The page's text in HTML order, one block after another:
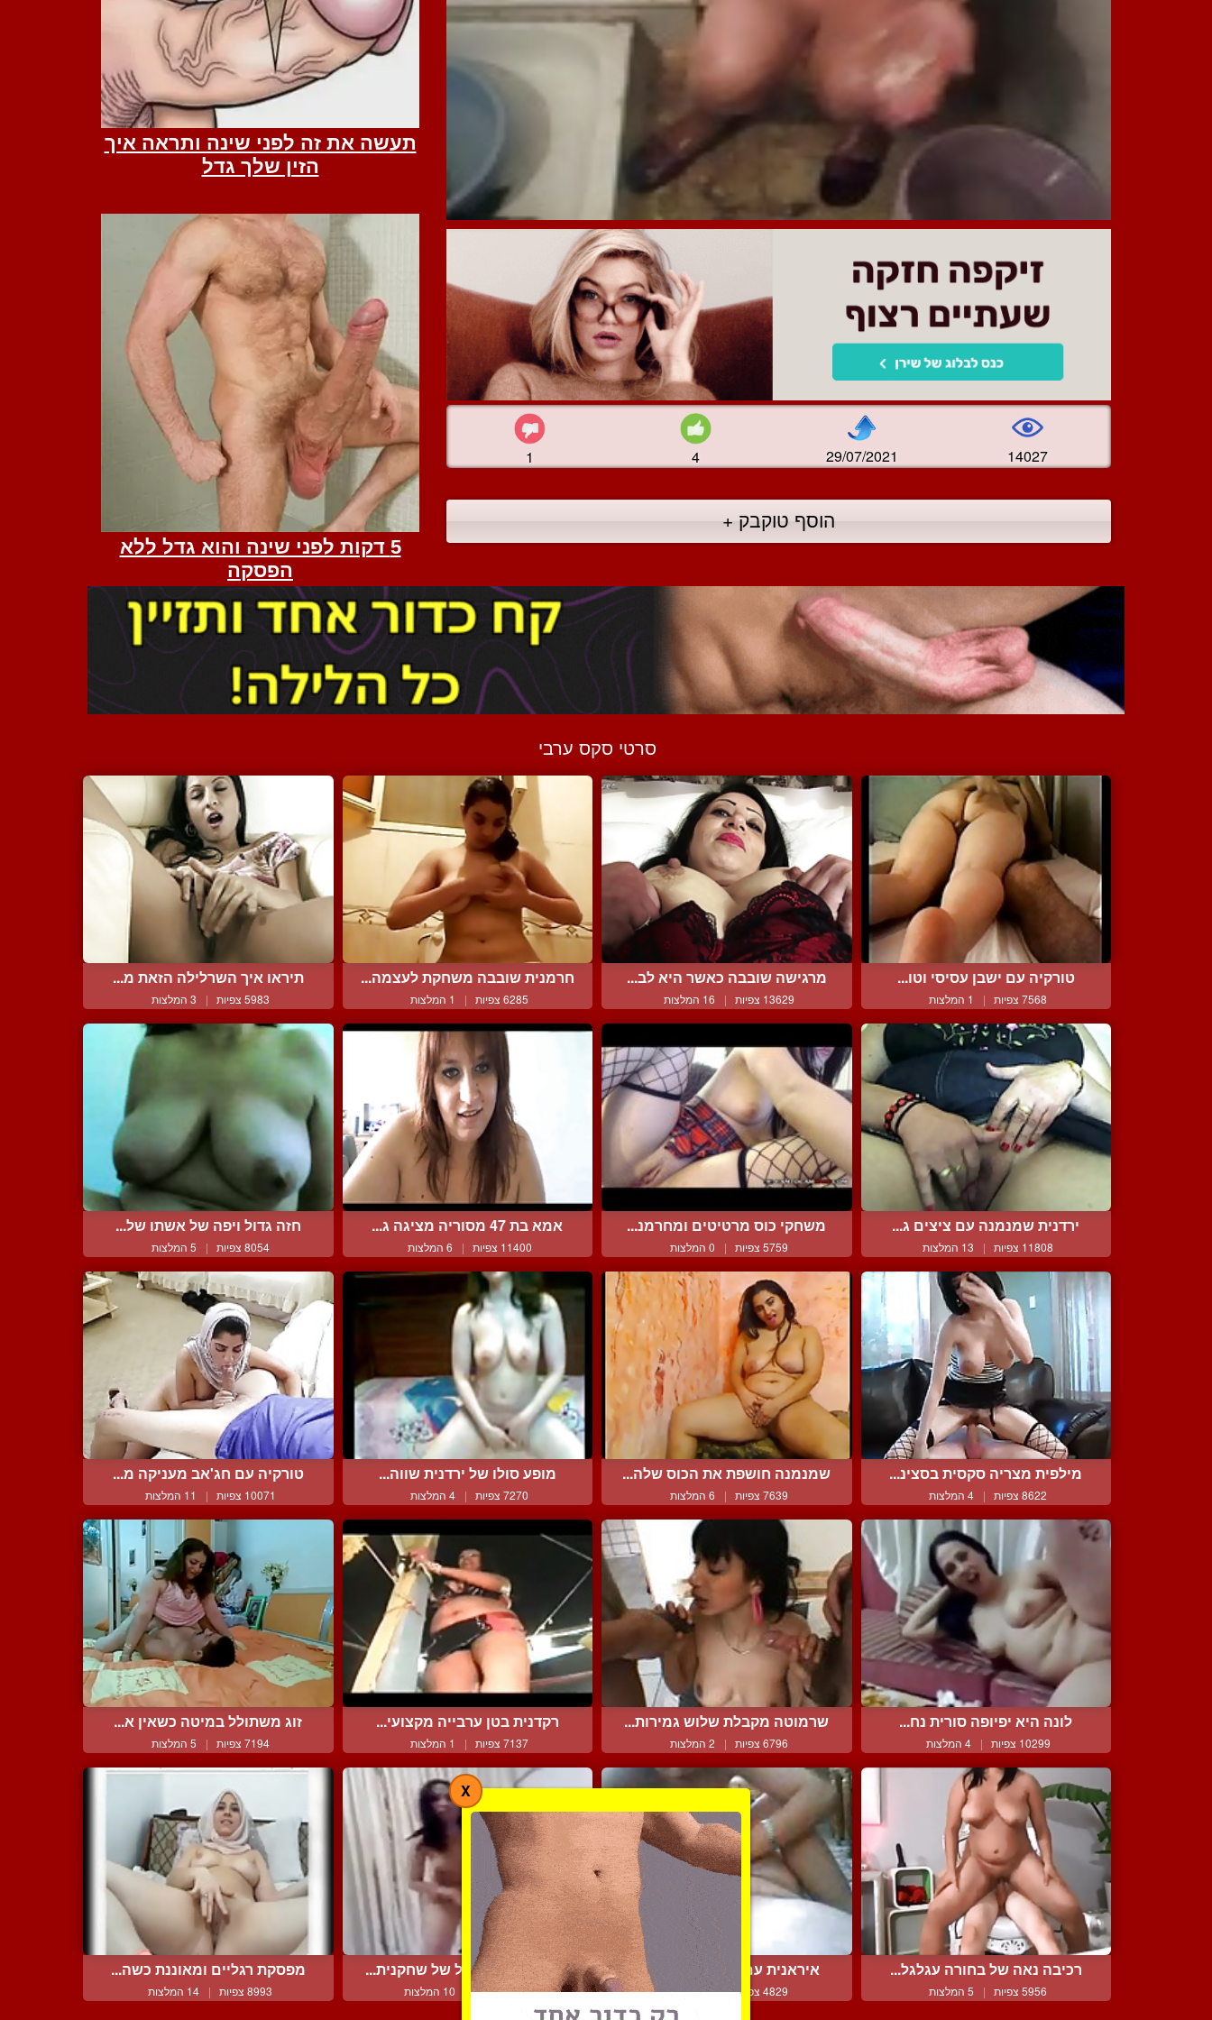
1 4 29/07/2021 14027
הוסף טוקבק +
סרטי סקס ערבי
טורקיה עם ישבן עסיסי וטו...
7568 צפיות | 1 המלצות
מרגישה שובבה כאשר היא לב...
13629 צפיות | 16 המלצות
חרמנית שובבה משחקת לעצמה...
6285 צפיות | 1 המלצות
תיראו איך השרלילה הזאת מ...
5983 צפיות | 3 המלצות
ירדנית שמנמנה עם ציצים ג...
11808 צפיות | 13 המלצות
משחקי כוס מרטיטים ומחרמנ...
5759 צפיות | 0 המלצות
אמא בת 47 מסוריה מציגה ג...
11400 צפיות | 6 המלצות
חזה גדול ויפה של אשתו של...
8054 צפיות | 5 המלצות
מילפית מצריה סקסית בסצינ...
8622 צפיות | 4 המלצות
שמנמנה חושפת את הכוס שלה...
7639 צפיות | 6 המלצות
מופע סולו של ירדנית שווה...
7270 צפיות | 4 המלצות
טורקיה עם חג'אב מעניקה מ...
10071 צפיות | 11 המלצות
לונה היא יפיופה סורית נח...
10299 צפיות | 4 המלצות
שרמוטה מקבלת שלוש גמירות...
6796 צפיות | 2 המלצות
רקדנית בטן ערבייה מקצועי...
7137 צפיות | 1 המלצות
זוג משתולל במיטה כשאין א...
7194 צפיות | 5 המלצות
רכיבה נאה של בחורה עגלגל...
5956 צפיות | 5 המלצות
איראנית עם חזה נאה נותנת...
4829 צפיות | 2 המלצות
קלטת סקס סקנדל של שחקנית...
16822 צפיות | 10 המלצות
מפסקת רגליים ומאוננת כשה...
8993 צפיות | 14 המלצות
X